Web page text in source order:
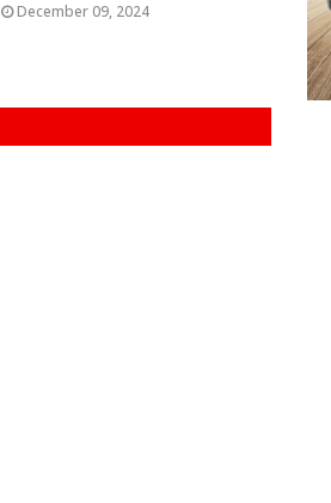
December 09, 2024